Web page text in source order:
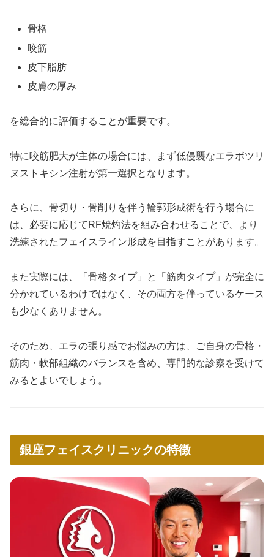
骨格
咬筋
皮下脂肪
皮膚の厚み
を総合的に評価することが重要です。
特に咬筋肥大が主体の場合には、まず低侵襲なエラボツリ
ヌストキシン注射が第一選択となります。
さらに、骨切り・骨削りを伴う輪郭形成術を行う場合に
は、必要に応じてRF焼灼法を組み合わせることで、より
洗練されたフェイスライン形成を目指すことがあります。
また実際には、「骨格タイプ」と「筋肉タイプ」が完全に
分かれているわけではなく、その両方を伴っているケース
も少なくありません。
そのため、エラの張り感でお悩みの方は、ご自身の骨格・
筋肉・軟部組織のバランスを含め、専門的な診察を受けて
みるとよいでしょう。
銀座フェイスクリニックの特徴